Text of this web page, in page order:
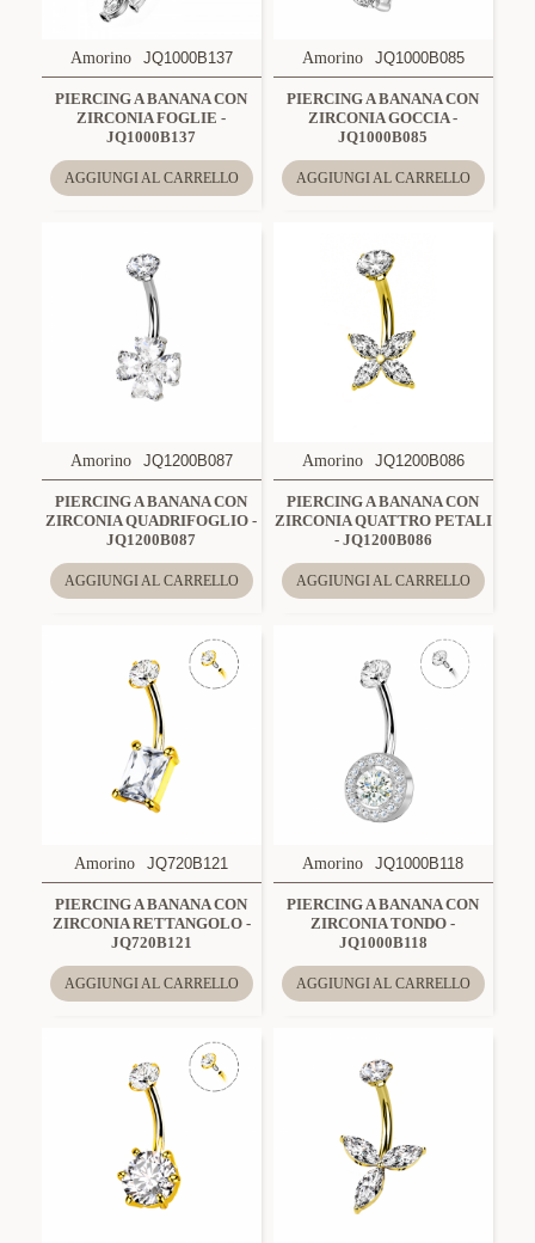
Amorino JQ1000B137
PIERCING A BANANA CON
ZIRCONIA FOGLIE -
JQ1000B137
AGGIUNGI AL CARRELLO
Amorino JQ1000B085
PIERCING A BANANA CON
ZIRCONIA GOCCIA -
JQ1000B085
AGGIUNGI AL CARRELLO
Amorino JQ1200B087
PIERCING A BANANA CON
ZIRCONIA QUADRIFOGLIO -
JQ1200B087
AGGIUNGI AL CARRELLO
Amorino JQ1200B086
PIERCING A BANANA CON
ZIRCONIA QUATTRO PETALI
- JQ1200B086
AGGIUNGI AL CARRELLO
Amorino JQ720B121
PIERCING A BANANA CON
ZIRCONIA RETTANGOLO -
JQ720B121
AGGIUNGI AL CARRELLO
Amorino JQ1000B118
PIERCING A BANANA CON
ZIRCONIA TONDO -
JQ1000B118
AGGIUNGI AL CARRELLO